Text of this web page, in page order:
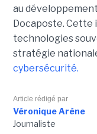
au
Docaposte. Cette
technologies
stratégie
cybersécurité.
Article rédigé par
Véronique Arène
Journaliste